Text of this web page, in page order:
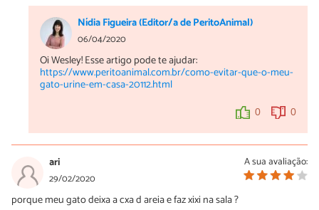
Nídia Figueira (Editor/a de PeritoAnimal)
06/04/2020
Oi Wesley! Esse artigo pode te ajudar:
https://www.peritoanimal.com.br/como-evitar-que-o-meu-
gato-urine-em-casa-20112.html
0 0
A sua avaliação:
ari
29/02/2020
porque meu gato deixa a cxa d areia e faz xixi na sala ?